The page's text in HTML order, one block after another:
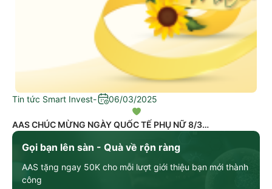
Gọi bạn lên sàn - Quà về rộn ràng
AAS tặng ngay 50K cho mỗi lượt giới thiệu bạn mới thành
công
Tin tức Smart Invest- 06/03/2025
AAS CHÚC MỪNG NGÀY QUỐC TẾ PHỤ NỮ 8/3